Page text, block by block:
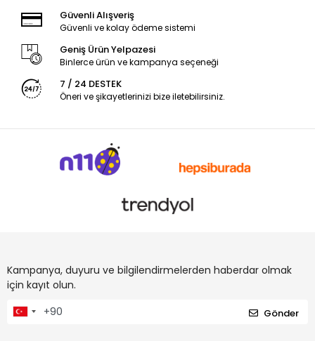
Güvenli Alışveriş
Güvenli ve kolay ödeme sistemi
Geniş Ürün Yelpazesi
Binlerce ürün ve kampanya seçeneği
7 / 24 DESTEK
Öneri ve şikayetlerinizi bize iletebilirsiniz.
Kampanya, duyuru ve bilgilendirmelerden haberdar olmak
için kayıt olun.
Gönder